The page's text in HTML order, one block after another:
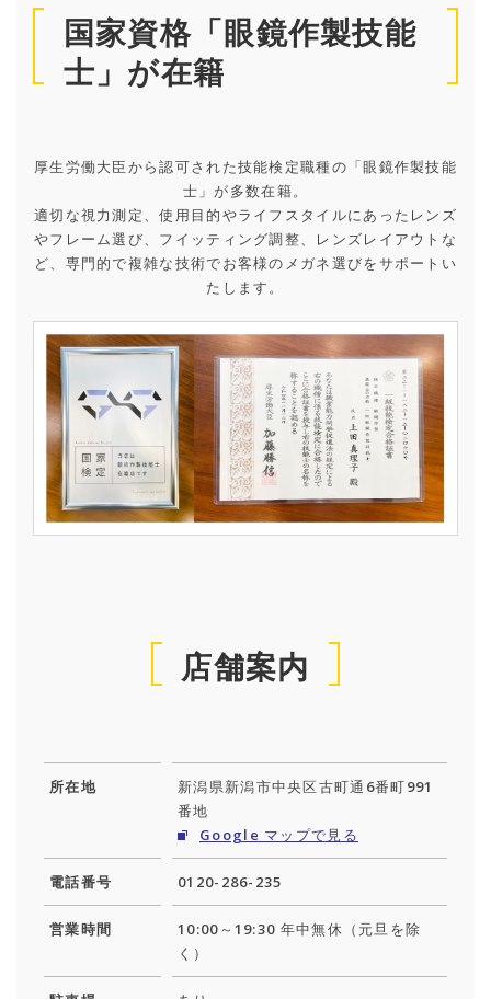
国家資格「眼鏡作製技能
士」が在籍
厚生労働大臣から認可された技能検定職種の「眼鏡作製技能
士」が多数在籍。
適切な視力測定、使用目的やライフスタイルにあったレンズ
やフレーム選び、フイッティング調整、レンズレイアウトな
ど、専門的で複雑な技術でお客様のメガネ選びをサポートい
たします。
店舗案内
所在地
新潟県新潟市中央区古町通6番町991
番地
Google マップで見る
電話番号 0120-286-235
営業時間
10:00～19:30 年中無休（元旦を除
く）